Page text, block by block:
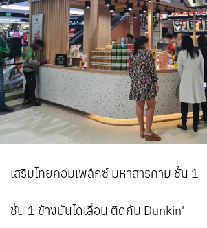
เสริมไทยคอมเพล็กซ์ มหาสารคาม ชั้น 1
ชั้น 1 ข้างบันไดเลื่อน ติดกับ Dunkin'